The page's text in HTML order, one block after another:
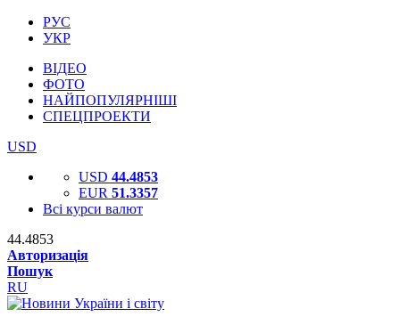
РУС
УКР
ВІДЕО
ФОТО
НАЙПОПУЛЯРНІШІ
СПЕЦПРОЕКТИ
USD
USD 44.4853
EUR 51.3357
Всі курси валют
44.4853
Авторизація
Пошук
RU